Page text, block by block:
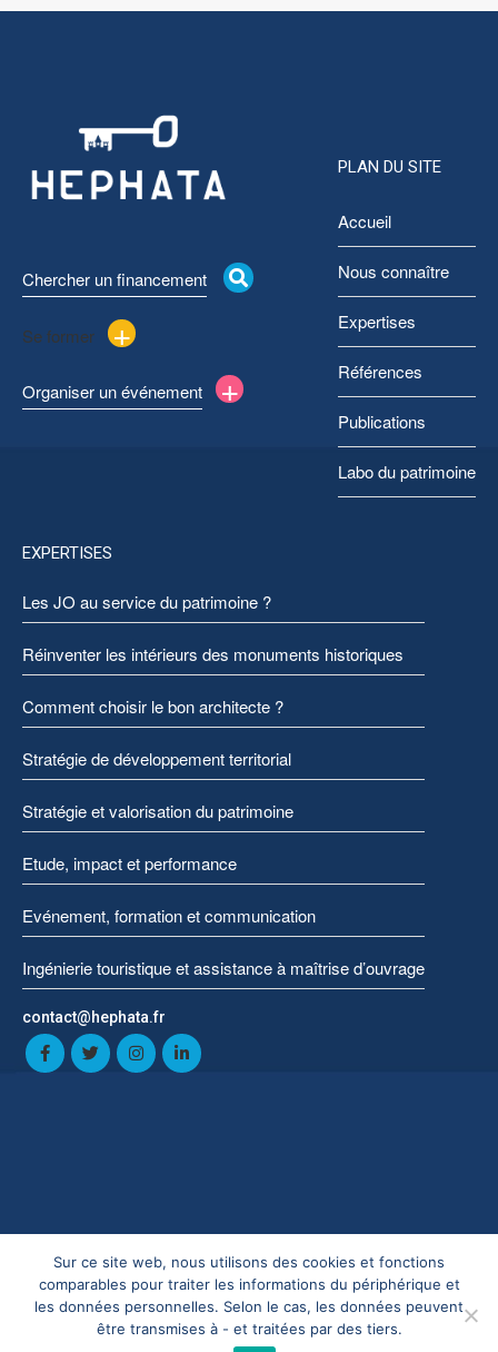
Chercher un financement
Se former +
Organiser un événement +
PLAN DU SITE
Accueil
Nous connaître
Expertises
Références
Publications
Labo du patrimoine
EXPERTISES
Les JO au service du patrimoine ?
Réinventer les intérieurs des monuments historiques
Comment choisir le bon architecte ?
Stratégie de développement territorial
Stratégie et valorisation du patrimoine
Etude, impact et performance
Evénement, formation et communication
Ingénierie touristique et assistance à maîtrise d’ouvrage
contact@hephata.fr
©Hephata 2025 Mentions Légales
Sur ce site web, nous utilisons des cookies et fonctions
comparables pour traiter les informations du périphérique et
les données personnelles. Selon le cas, les données peuvent
être transmises à - et traitées par des tiers.